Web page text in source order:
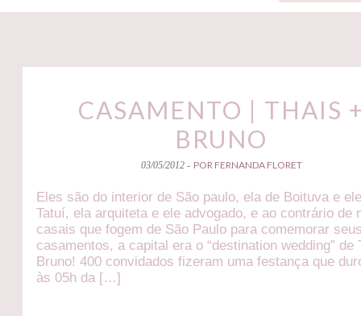
CASAMENTO | THAIS
BRUNO
03/05/2012 - POR FERNANDA FLORET
Eles são do interior de São paulo, ela de Boituva e
Tatuí, ela arquiteta e ele advogado, e ao contrário de
casais que fogem de São Paulo para comemorar
casamentos, a capital era o “destination wedding” de
Bruno! 400 convidados fizeram uma festança que
às 05h da […]